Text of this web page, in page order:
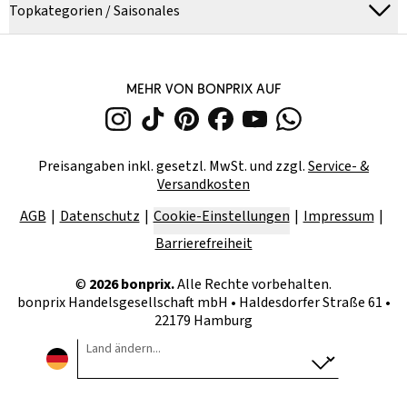
Topkategorien / Saisonales
MEHR VON BONPRIX AUF
Preisangaben inkl. gesetzl. MwSt. und zzgl.Service- &
Versandkosten
AGB
Datenschutz Cookie-Einstellungen
Impressum
Barrierefreiheit
© 2026bonprix.Alle Rechte vorbehalten.
bonprix Handelsgesellschaft mbH • Haldesdorfer Straße 61 •
22179 Hamburg
Land ändern...